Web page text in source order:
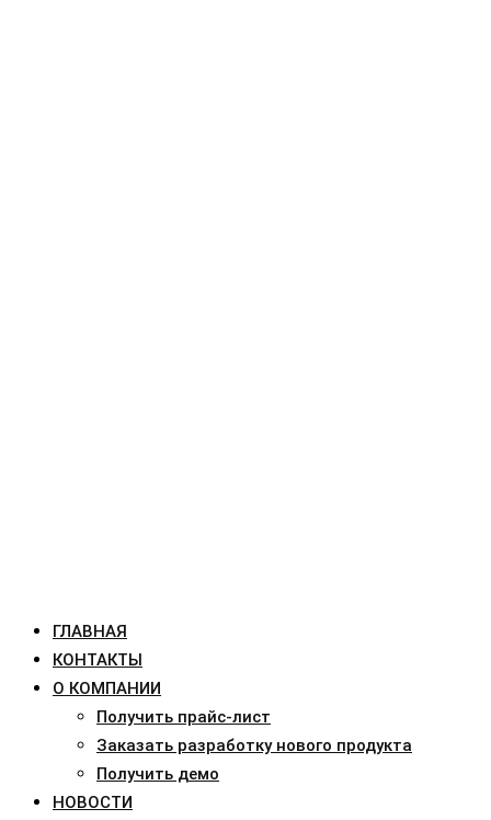
ГЛАВНАЯ
КОНТАКТЫ
О КОМПАНИИ
Получить прайс-лист
Заказать разработку нового продукта
Получить демо
НОВОСТИ